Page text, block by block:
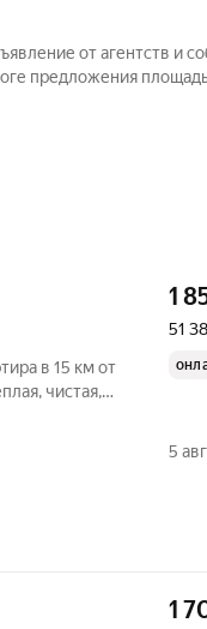
от агентств и
предложения
в 15 км от
чистая,
кв.м.
1
51
5
1